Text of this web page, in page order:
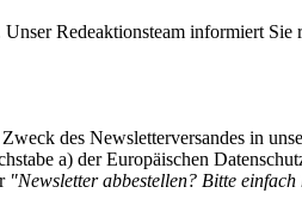
Redeaktionsteam informiert Sie
des Newsletterversandes in
a) der Europäischen
"Newsletter abbestellen? Bitte